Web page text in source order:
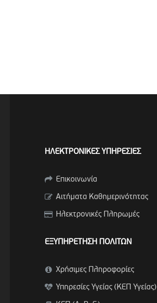
ΗΛΕΚΤΡΟΝΙΚΕΣ ΥΠΗΡΕΣΙΕΣ
Επικοινωνία
Αιτήματα Καθημερινότητας
Ηλεκτρονικές Πληρωμές
ΕΞΥΠΗΡΕΤΗΣΗ ΠΟΛΙΤΩΝ
Χρήσιμες Πληροφορίες
Υπηρεσίες Υγείας (ΚΕΠ Υγείας)